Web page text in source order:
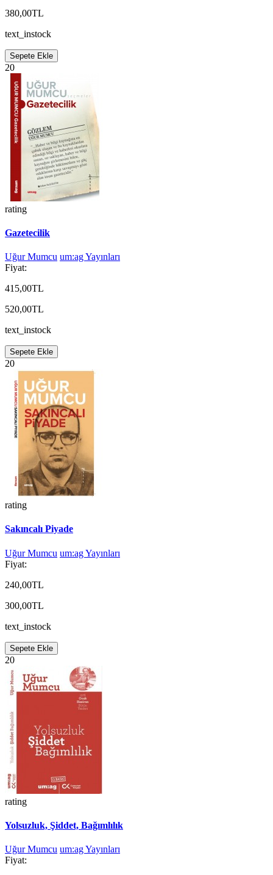
380,00TL
text_instock
Sepete Ekle
20
rating
Gazetecilik
Uğur Mumcu um:ag Yayınları
Fiyat:
415,00TL
520,00TL
text_instock
Sepete Ekle
20
rating
Sakıncalı Piyade
Uğur Mumcu um:ag Yayınları
Fiyat:
240,00TL
300,00TL
text_instock
Sepete Ekle
20
rating
Yolsuzluk, Şiddet, Bağımlılık
Uğur Mumcu um:ag Yayınları
Fiyat: